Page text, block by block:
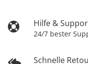
Hilfe &
24/7 bester
Schnelle